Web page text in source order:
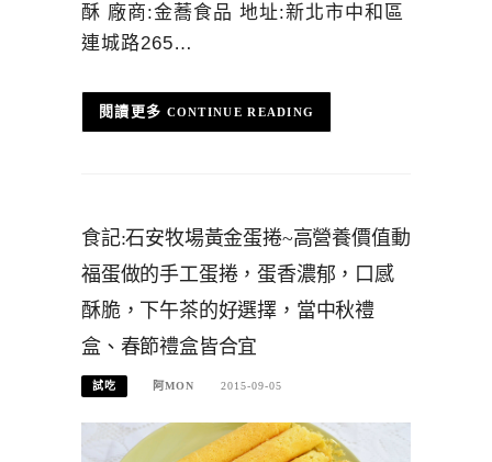
酥 廠商:金蕎食品 地址:新北市中和區
連城路265…
CONTINUE READING
食記:石安牧場黃金蛋捲~高營養價值動
福蛋做的手工蛋捲，蛋香濃郁，口感
酥脆，下午茶的好選擇，當中秋禮
盒、春節禮盒皆合宜
試吃 阿MON 2015-09-05